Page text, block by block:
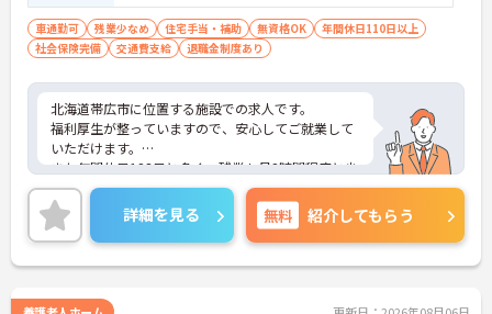
車通勤可 残業少なめ 住宅手当・補助 無資格OK
年間休日110日以上
社会保険完備
交通費支給 退職金制度あり
北海道帯広市に位置する施設での求人です。
福利厚生が整っていますので、安心してご就業して
いただけます。
また年間休日123日と多く、残業も月2時間程度と少
なめですので、プライベートとの予定が立てやすい
です。
ご興味のある方は、お気軽にお問い合わせくださ
い。
詳細を見る 無料 紹介してもらう